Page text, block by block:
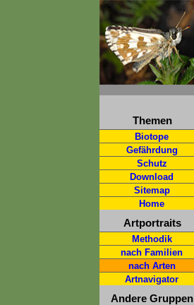
Themen
Biotope
Gefährdung
Schutz
Download
Sitemap
Home
Artportraits
Methodik
nach Familien
nach Arten
Artnavigator
Andere Gruppen